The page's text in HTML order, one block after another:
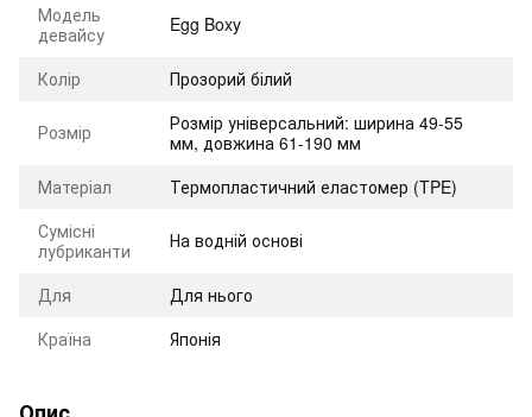
Модель
девайсу
Egg Boxy
Колір Прозорий білий
Розмір
Розмір універсальний: ширина 49-55
мм, довжина 61-190 мм
Матеріал
Термопластичний еластомер (TPE)
Сумісні
лубриканти
На водній основі
Для
Для нього
Країна
Японія